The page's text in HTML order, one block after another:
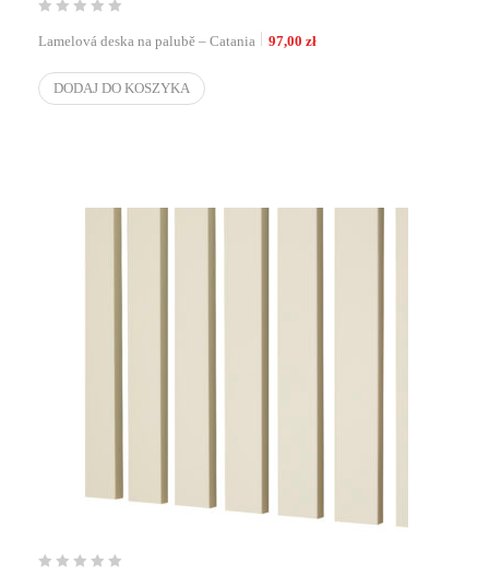
Lamelová deska na palubě – Catania 97,00 zł
DODAJ DO KOSZYKA